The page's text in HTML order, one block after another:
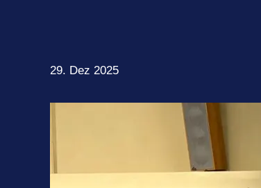
29. Dez 2025